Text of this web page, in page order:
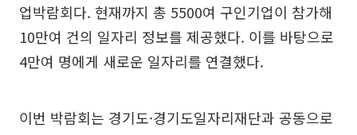
업박람회다. 현재까지 총 5500여 구인기업이 참가해
10만여 건의 일자리 정보를 제공했다. 이를 바탕으로
4만여 명에게 새로운 일자리를 연결했다.
이번 박람회는 경기도·경기도일자리재단과 공동으로